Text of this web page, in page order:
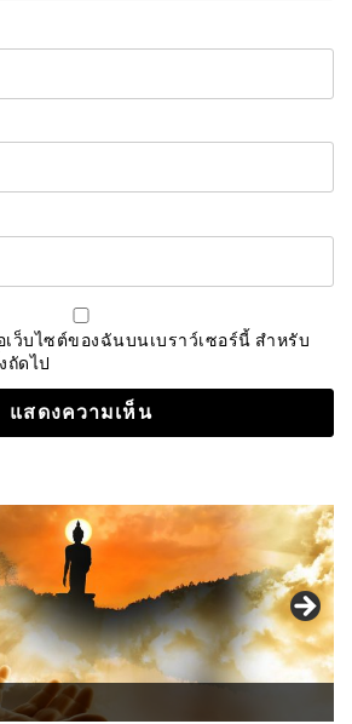
ว็บไซต์ของฉันบนเบราว์เซอร์นี้ สำหรับ
ถัดไป